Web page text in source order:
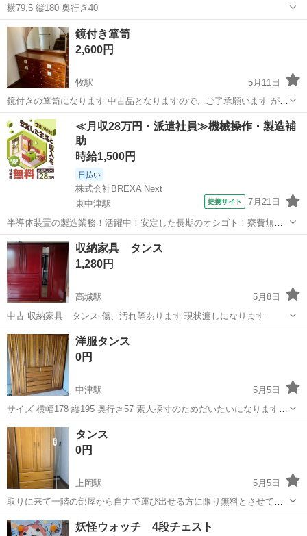
横79,5 縦180 奥行き40
大分 大分市 敷戸駅
鏡付き箪笥
2,600円
牧駅
5月11日
鏡付きの箪笥になります 中古品となりますので、ご了承願います がた
つきなどはありません。 棚部分高さ 86cm 鏡部分高さ 77cm 横
幅 140cm 奥行き 47cm 取引は萩原の自宅まで、来てい
ただき、商品...
大分 大分市 牧駅 収納家具 箪笥
≪月収28万円・派遣社員≫機械操作・製造補
助
時給1,500円
日払い
株式会社BREXA Next
東中津駅
提携サイト 7月21日
半導体装置の製造業務！活躍中！安定した長期のオシゴト！寮費無料
★赴任旅費会社負担◎20代～40代の男性活躍中★未経験活躍中！高時
給1,500円！《大分県中津市》 人気の工場のお仕事 ◇半導体装置内部
のシート製造◇ ＊クリー...
大分 中津市 東中津駅
収納家具 タンス
1,280円
高城駅
5月8日
中古 収納家具 タンス 傷、汚れ等あります 現状渡しになります
大分 大分市 高城駅
洋服タンス
0円
中津駅
5月5日
サイズ 横幅178 縦195 奥行き57 素人採寸のためだいたいになります。
大分県国東市の実家に取りに来て運搬してくださる方いらっしゃいま
したらよろしくお願いいたします
大分 中津市
タンス
0円
上岡駅
5月5日
取りに来て一階の部屋から自力で運び出せる方に限り無料とさせてい
ただきます。 写真の大きさは大体の目安です。奥行きは55センチほど
になります。 しっかりした作りですのでそれなりに重たいと思いま
大分 佐伯市 上岡駅 収納家具 タンス
妖怪ウォッチ 4段チェスト